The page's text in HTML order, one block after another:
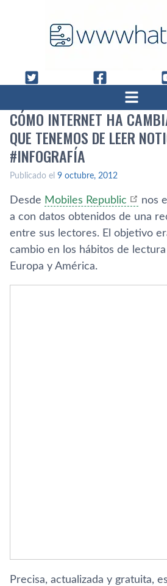
CÓMO INTERNET HA
QUE TENEMOS DE LEER
#INFOGRAFÍ­A
Publicado el 9 octubre, 2012
Desde Mobiles Republic
nos
a con datos obtenidos de una
entre sus lectores. El objetivo
cambio en los hábitos de
Europa y América.
Precisa, actualizada y gratuita,